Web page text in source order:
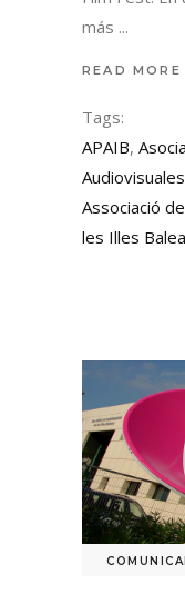
más
READ MORE
Tags:
APAIB,
Associació
les Illes